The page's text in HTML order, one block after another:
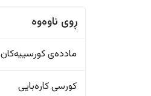
ڕوی ناوەوە
ماددەی کورسییەکان
کورسی کارەبایی